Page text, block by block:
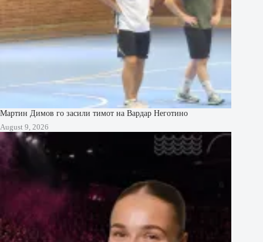
Мартин Димов го засили тимот на Вардар Неготино
August 9, 2026